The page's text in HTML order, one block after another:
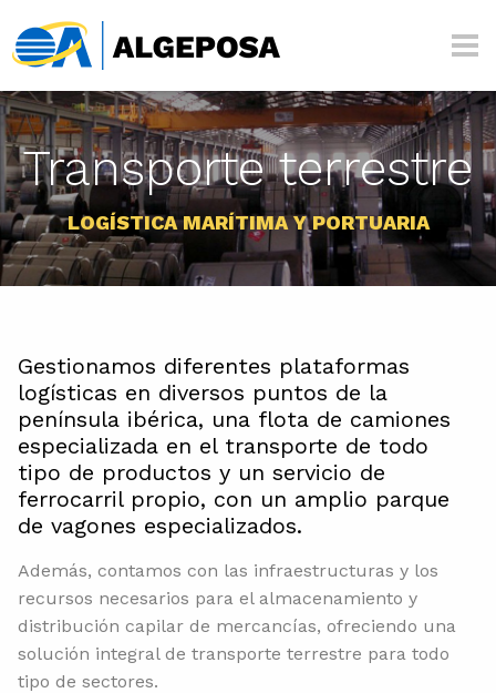
Algeposa
Transporte terrestre
LOGÍSTICA MARÍTIMA Y PORTUARIA
Gestionamos diferentes plataformas
logísticas en diversos puntos de la
península ibérica, una flota de camiones
especializada en el transporte de todo
tipo de productos y un servicio de
ferrocarril propio, con un amplio parque
de vagones especializados.
Además, contamos con las infraestructuras y los
recursos necesarios para el almacenamiento y
distribución capilar de mercancías, ofreciendo una
solución integral de transporte terrestre para todo
tipo de sectores.